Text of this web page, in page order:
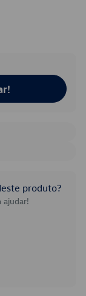
produto?
ajudar!